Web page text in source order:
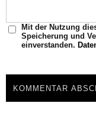
Mit der Nutzung
Speicherung und
einverstanden.